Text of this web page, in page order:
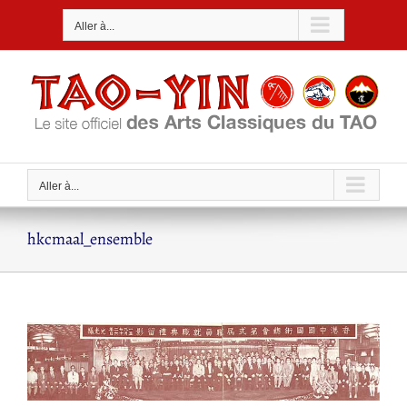
Aller à...
Aller à...
hkcmaal_ensemble